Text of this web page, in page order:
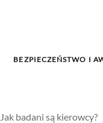
BEZPIECZEŃSTWO I
Jak badani są kierowcy?